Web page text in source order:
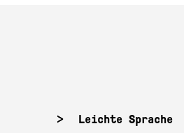
Leichte Sprache